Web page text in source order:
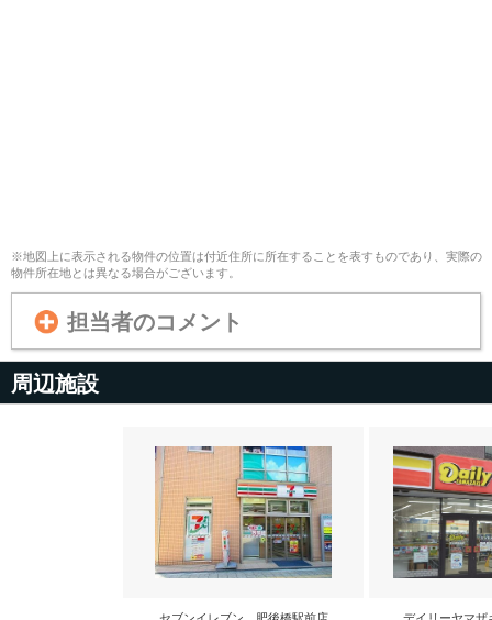
※地図上に表示される物件の位置は付近住所に所在することを表すものであり、実際の
物件所在地とは異なる場合がございます。
担当者のコメント
周辺施設